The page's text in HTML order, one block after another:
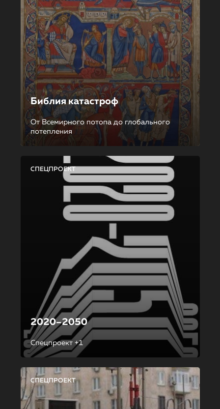
Библия катастроф
От Всемирного потопа до глобального
потепления
СПЕЦПРОЕКТ
2020–2050
Спецпроект +1
СПЕЦПРОЕКТ